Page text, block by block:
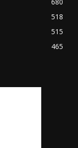
518
515
465